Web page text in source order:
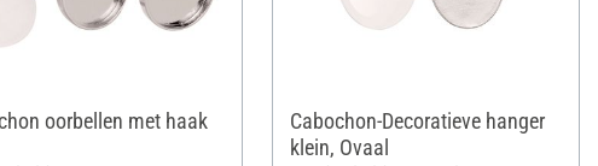
oorbellen met haak
Cabochon-Decoratieve hanger
klein, Ovaal